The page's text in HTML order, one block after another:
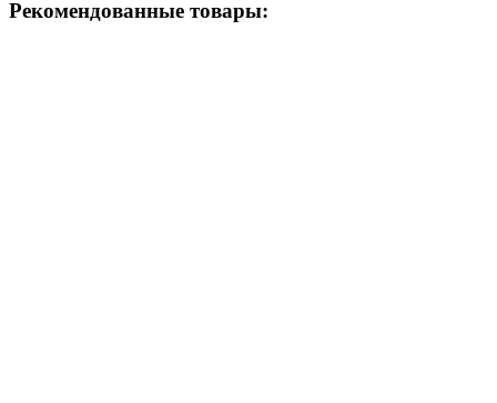
Рекомендованные товары: